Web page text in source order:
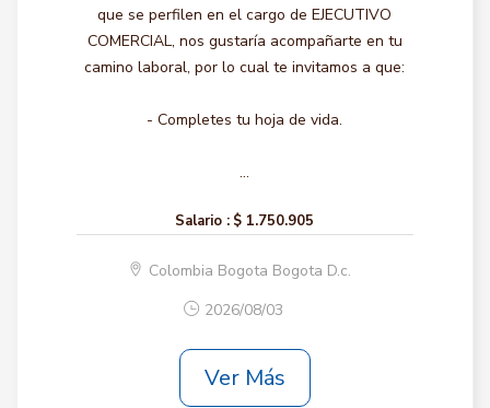
que se perfilen en el cargo de EJECUTIVO
COMERCIAL, nos gustaría acompañarte en tu
camino laboral, por lo cual te invitamos a que:
- Completes tu hoja de vida.
...
Salario : $ 1.750.905
Colombia Bogota Bogota D.c.
2026/08/03
Ver Más